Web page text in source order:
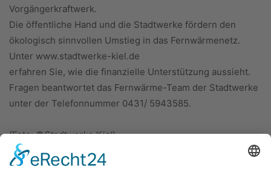
Vorgängerkraftwerk.
Die öffentliche Hand und die Stadtwerke fördern den
ökologisch sinnvollen Umstieg in das Fernwärmenetz.
Unter www.stadtwerke-kiel.de
erfahren Sie, wie die finanzielle Unterstützung aussieht.
Fragen beantwortet das Fernwärme-Team der Stadtwerke
unter der Telefonnummer 0431/ 5943585.
(Foto: ©Stadtwerke Kiel)